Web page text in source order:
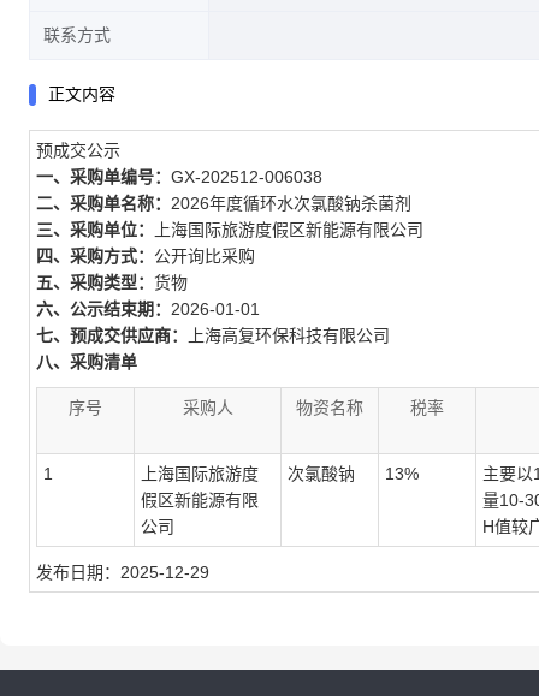
联系方式
正文内容
预成交公示
一、采购单编号： GX-202512-006038
二、采购单名称： 2026年度循环水次氯酸钠杀菌剂
三、采购单位：
上海国际旅游度假区新能源有限公司
四、采购方式： 公开询比采购
五、采购类型： 货物
六、公示结束期： 2026-01-01
七、预成交供应商：
上海高复环保科技有限公司
八、采购清单
序号 采购人 物资名称 税率
1
上海国际旅游度
假区新能源有限
公司
次氯酸钠 13%
主要以
量10-
H值较
发布日期：2025-12-29